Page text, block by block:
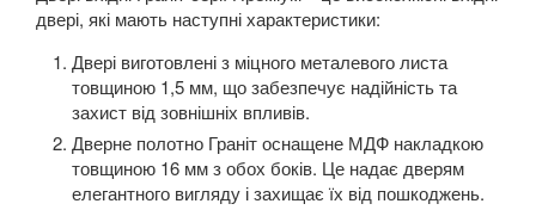
двері, які мають наступні характеристики:
Двері виготовлені з міцного металевого листа
товщиною 1,5 мм, що забезпечує надійність та
захист від зовнішніх впливів.
Дверне полотно Граніт оснащене МДФ накладкою
товщиною 16 мм з обох боків. Це надає дверям
елегантного вигляду і захищає їх від пошкоджень.